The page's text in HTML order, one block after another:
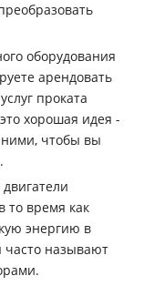
оборудования
арендовать
проката
хорошая идея -
чтобы вы
то время как
энергию в
часто называют